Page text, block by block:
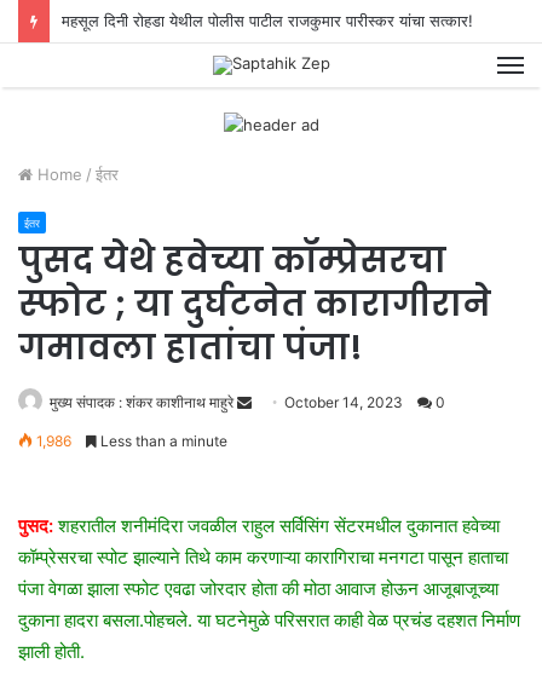
महसूल दिनी रोहडा येथील पोलीस पाटील राजकुमार पारीस्कर यांचा सत्कार!
Home / ईतर
ईतर
पुसद येथे हवेच्या कॉम्प्रेसरचा
स्फोट ; या दुर्घटनेत कारागीराने
गमावला हातांचा पंजा!
मुख्य संपादक : शंकर काशीनाथ माहुरे
a
e
a
October 14, 2023 0
1,986 Less than a minute
पुसद: शहरातील शनीमंदिरा जवळील राहुल सर्विसिंग सेंटरमधील दुकानात हवेच्या
कॉम्प्रेसरचा स्पोट झाल्याने तिथे काम करणाऱ्या कारागिराचा मनगटा पासून हाताचा
पंजा वेगळा झाला स्फोट एवढा जोरदार होता की मोठा आवाज होऊन आजूबाजूच्या
दुकाना हादरा बसला.पोहचले. या घटनेमुळे परिसरात काही वेळ प्रचंड दहशत निर्माण
झाली होती.